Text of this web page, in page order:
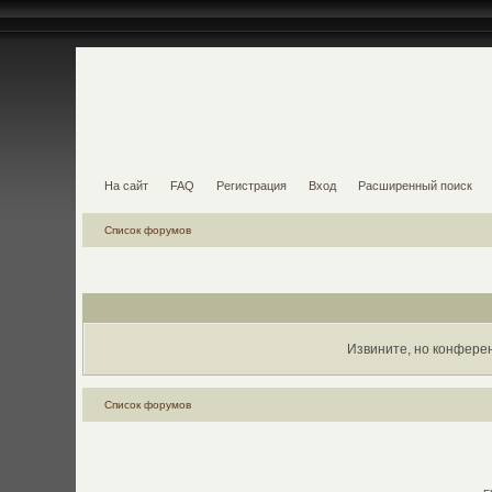
На сайт FAQ Регистрация Вход Расширенный поиск
Список форумов
Извините, но
Список форумов